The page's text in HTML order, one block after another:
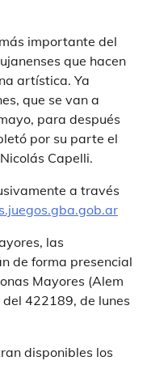
importante del
que hacen
artística. Ya
que se van a
para después
por su parte el
Capelli.
a través
las
de forma presencial
Mayores (Alem
422189, de lunes
disponibles los